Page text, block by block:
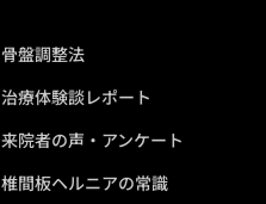
骨盤調整法
治療体験談レポート
来院者の声・アンケート
椎間板ヘルニアの常識